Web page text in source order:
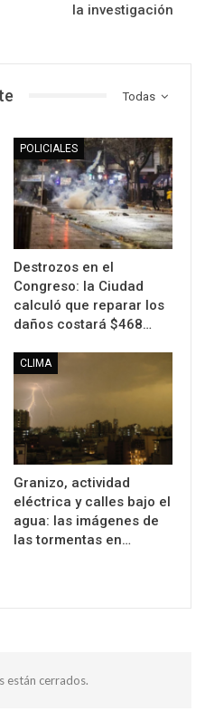
la investigación
Todas
POLICIALES
Destrozos en el
Congreso: la Ciudad
calculó que reparar los
daños costará $468…
CLIMA
Granizo, actividad
eléctrica y calles bajo el
agua: las imágenes de
las tormentas en…
están cerrados.